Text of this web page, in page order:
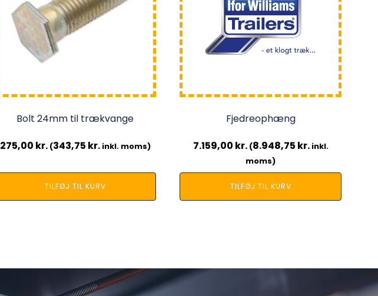
Bolt 24mm til trækvange
275,00 kr. (343,75 kr.inkl. moms)
TILFØJ TIL KURV
Fjedreophæng
7.159,00 kr. (8.948,75 kr.inkl.
moms)
TILFØJ TIL KURV